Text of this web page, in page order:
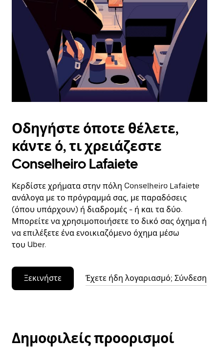
Πατήστε
πλήκτρο
escape
για
να
κλείσετε
ημερολόγιο.
Οδηγήστε όποτε θέλετε,
κάντε ό, τι χρειάζεστε
Conselheiro Lafaiete
Κερδίστε χρήματα στην πόλη Conselheiro Lafaiete
ανάλογα με το πρόγραμμά σας, με παραδόσεις
(όπου υπάρχουν) ή διαδρομές - ή και τα δύο.
Μπορείτε να χρησιμοποιήσετε το δικό σας όχημα ή
να επιλέξετε ένα ενοικιαζόμενο όχημα μέσω
του Uber.
Ξεκινήστε Έχετε ήδη λογαριασμό; Σύνδεση
Δημοφιλείς προορισμοί